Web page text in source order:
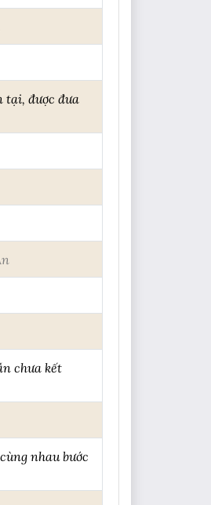
tại, được đưa
chưa kết
nhau bước